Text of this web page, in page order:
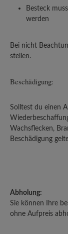
Besteck
werden
Bei nicht
stellen.
Beschädigung:
Solltest du einen
Wachsflecken,
Beschädigung
Abholung:
Sie können Ihre
ohne Aufpreis